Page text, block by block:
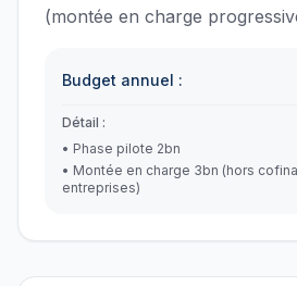
(montée en charge
Budget annuel :
Détail :
• Phase pilote 2bn
• Montée en charge 3bn (hors
entreprises)